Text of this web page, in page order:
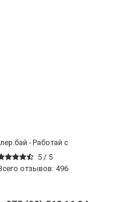
- Работай с
5 / 5
отзывов: 496